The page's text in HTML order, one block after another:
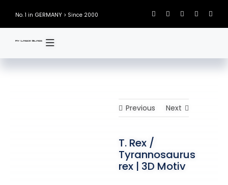
content
No. 1 in GERMANY > Since 2000
Previous Next
T. Rex /
Tyrannosaurus
rex | 3D Motiv